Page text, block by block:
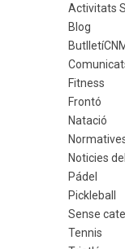
Activitats
Blog
Fitness
Frontó
Natació
Noticies
Pádel
Pickleball
Sense
Tennis